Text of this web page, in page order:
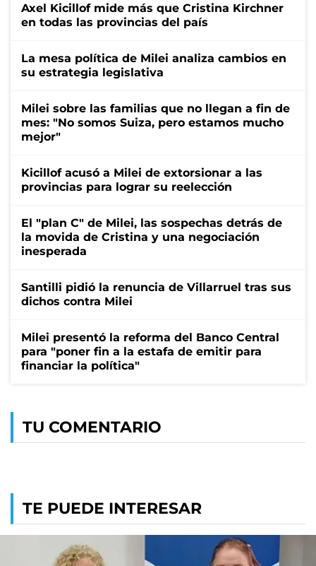
Axel Kicillof mide más que Cristina Kirchner
en todas las provincias del país
La mesa política de Milei analiza cambios en
su estrategia legislativa
Milei sobre las familias que no llegan a fin de
mes: "No somos Suiza, pero estamos mucho
mejor"
Kicillof acusó a Milei de extorsionar a las
provincias para lograr su reelección
El "plan C" de Milei, las sospechas detrás de
la movida de Cristina y una negociación
inesperada
Santilli pidió la renuncia de Villarruel tras sus
dichos contra Milei
Milei presentó la reforma del Banco Central
para "poner fin a la estafa de emitir para
financiar la política"
TU COMENTARIO
TE PUEDE INTERESAR